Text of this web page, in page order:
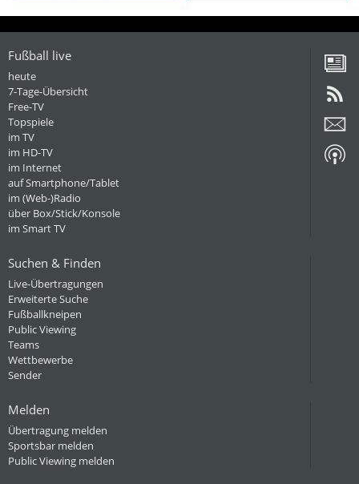
Fußball live
heute
7-Tage-Übersicht
Free-TV
Topspiele
im TV
im HD-TV
im Internet
auf Smartphone/Tablet
im (Web-)Radio
über Box/Stick/Konsole
im Smart TV
Suchen & Finden
Live-Übertragungen
Erweiterte Suche
Fußballkneipen
Public Viewing
Teams
Wettbewerbe
Sender
Melden
Übertragung melden
Sportsbar melden
Public Viewing melden